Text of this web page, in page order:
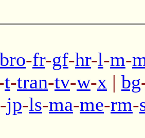
bro-fr-gf-hr-l-m-
t-tran-tv-w-x | bg
-jp-ls-ma-me-rm-